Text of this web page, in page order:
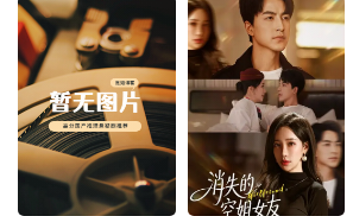
未知 未知